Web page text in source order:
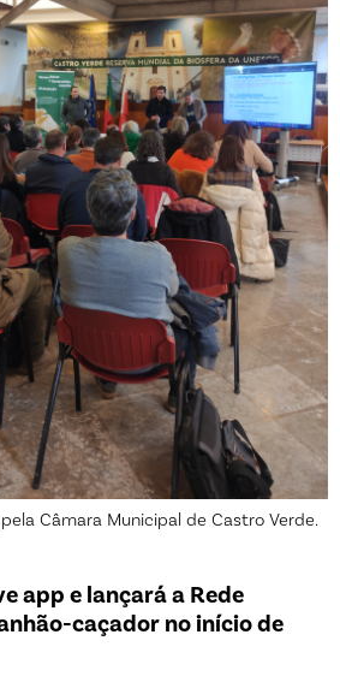
Câmara Municipal de Castro Verde.
app e lançará a Rede
caçador no início de